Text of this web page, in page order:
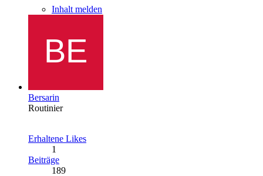
Inhalt melden
Bersarin
Routinier
Erhaltene Likes
1
Beiträge
189